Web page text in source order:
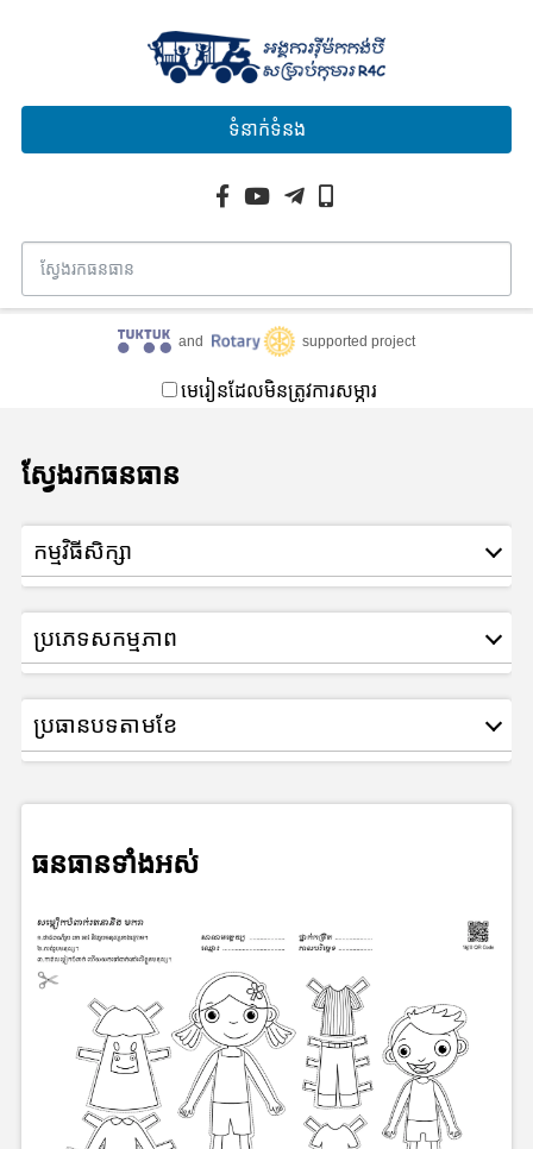
ទំនាក់ទំនង
and supported project
មេរៀនដែលមិនត្រូវការសម្ភារ
ស្វែងរកធនធាន
កម្មវិធីសិក្សា
ប្រភេទសកម្មភាព
ប្រធានបទតាមខែ
ធនធានទាំងអស់